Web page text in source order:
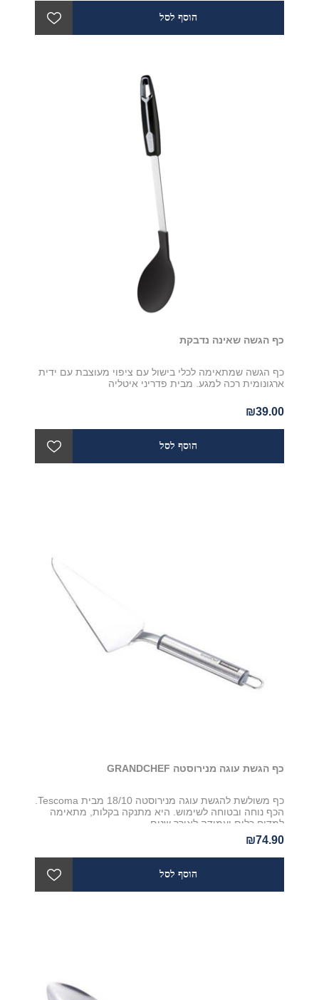
כף הגשה שאינה נדבקת
כף הגשה שמתאימה לכלי בישול עם ציפוי מעוצבת עם ידית
ארגונומית רכה למגע. מבית פדריני איטליה
₪39.00
כף הגשת עוגה מנירוסטה GRANDCHEF
הכף נוחה ובטוחה לשימוש. היא מתנקה בקלות, מתאימה
למדיח כלים ועמידה לאורך שנים
₪74.90